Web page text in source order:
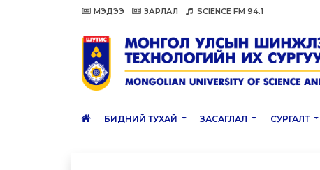
МЭДЭЭ ЗАРЛАЛ SCIENCE FM 94.1
БИДНИЙ ТУХАЙ ЗАСАГЛАЛ СУРГАЛТ